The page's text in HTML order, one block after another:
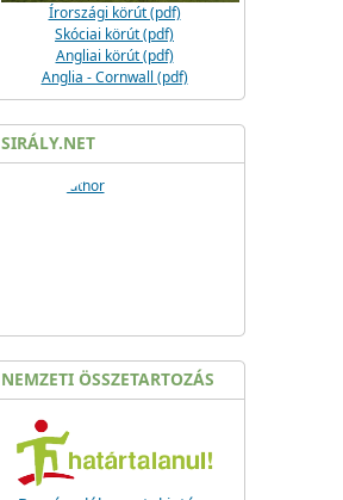
Írországi körút (pdf)
Skóciai körút (pdf)
Angliai körút (pdf)
Anglia - Cornwall (pdf)
SIRÁLY.NET
NEMZETI ÖSSZETARTOZÁS